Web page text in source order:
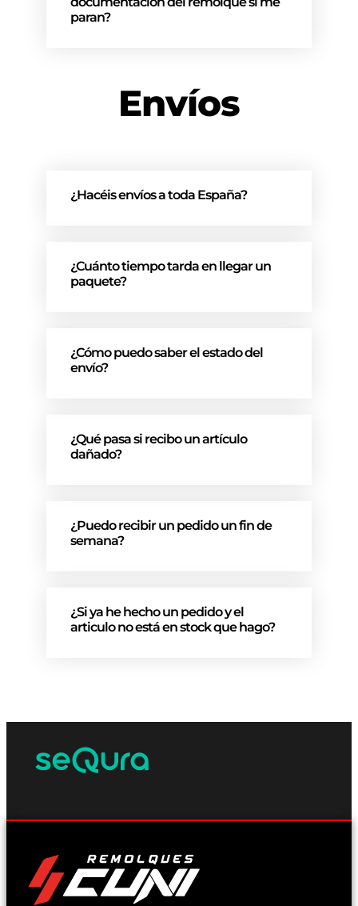
paran?
Envíos
¿Hacéis envíos a toda España?
¿Cuánto tiempo tarda en llegar un
paquete?
¿Cómo puedo saber el estado del
envío?
¿Qué pasa si recibo un artículo
dañado?
¿Puedo recibir un pedido un fin de
semana?
¿Si ya he hecho un pedido y el
articulo no está en stock que hago?